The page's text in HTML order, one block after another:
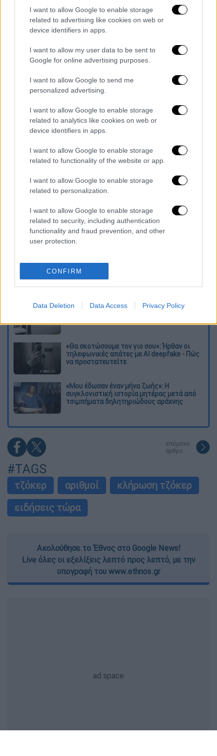
I want to allow Google to enable storage
related to advertising like cookies on web or
device identifiers in apps.
I want to allow my user data to be sent to
Google for online advertising purposes.
I want to allow Google to send me
personalized advertising.
I want to allow Google to enable storage
related to analytics like cookies on web or
device identifiers in apps.
I want to allow Google to enable storage
related to functionality of the website or app.
I want to allow Google to enable storage
related to personalization.
I want to allow Google to enable storage
related to security, including authentication
functionality and fraud prevention, and other
user protection.
CONFIRM
Data Deletion Data Access Privacy Policy
video
ΕΘΝΟΣ θα παρεμβαίνει και τα προσβλητικά σχόλια θα
καταχώρηση
Διαβάστε ακόμη
«Δεν υπήρξε τεχνικό πρόβλημα»: Τι
κατέθεσαν οι δύο τραυματίες από τη
σύγκρουση των ελικοπτέρων στη Ψάθα
Μακελειό στη Βόρεια Καρολίνα ύστερα από
«Θα σκοτώσουμε τον γιο σου»: Ήρθαν οι
τηλεφωνικές απάτες με AI deepfake - Πώς
να προστατευτείτε
«Μου έδωσαν έναν μήνα ζωής»: Η
συγκλονιστική ιστορία μητέρας μετά από
τσιμπήματα δηλητηριώδους αράχνης
επόμενο
άρθρο
#TAGS
τζόκερ αριθμοί
κλήρωση τζόκερ
ειδήσεις τώρα
Ακολούθησε το Έθνος στο Google News!
Live όλες οι εξελίξεις λεπτό προς λεπτό, με την
υπογραφή του www.ethnos.gr